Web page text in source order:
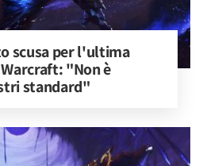
scusa per l'ultima
"Non è
standard"